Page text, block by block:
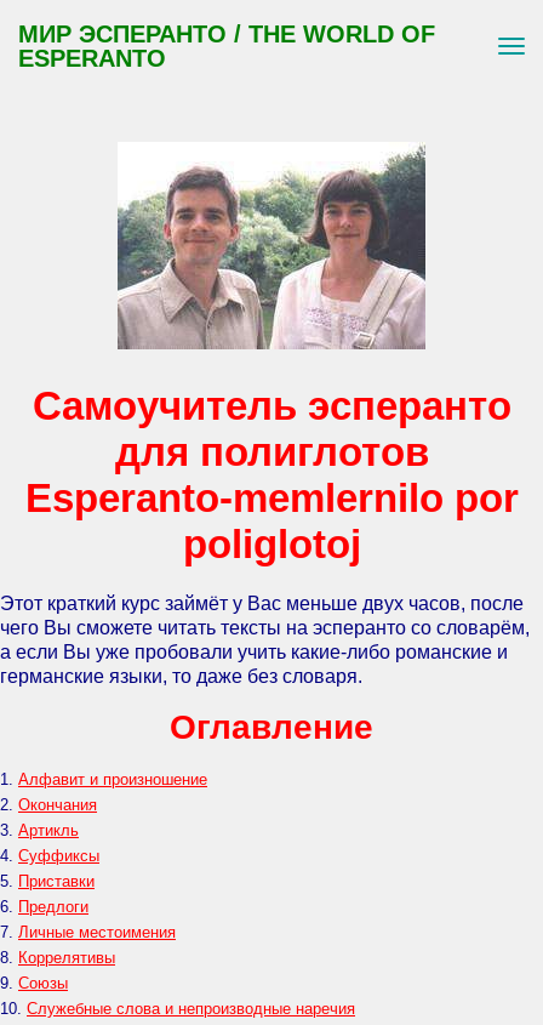
МИР ЭСПЕРАНТО / THE WORLD OF
ESPERANTO
Самоучитель эсперанто
для полиглотов
Esperanto-memlernilo por
poliglotoj
Этот краткий курс займёт у Вас меньше двух часов, после
чего Вы сможете читать тексты на эсперанто со словарём,
а если Вы уже пробовали учить какие-либо романские и
германские языки, то даже без словаря.
Оглавление
1. Алфавит и произношение
2. Окончания
3. Артикль
4. Суффиксы
5. Приставки
6. Предлоги
7. Личные местоимения
8. Коррелятивы
9. Союзы
10. Служебные слова и непроизводные наречия